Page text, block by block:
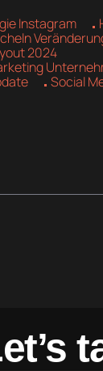
Instagram
2024
Social